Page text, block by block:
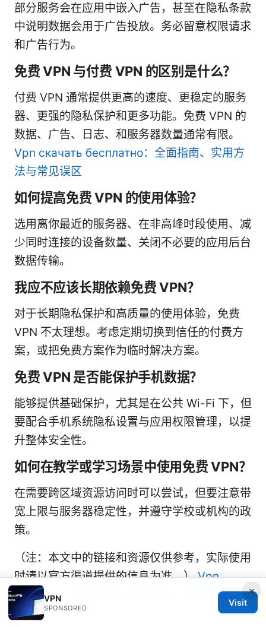
部分服务会在应用中嵌入广告，甚至在隐私条款
中说明数据会用于广告投放。务必留意权限请求
和广告行为。
免费 VPN 与付费 VPN 的区别是什么？
付费 VPN 通常提供更高的速度、更稳定的服务
器、更强的隐私保护和更多功能。免费 VPN 的
数据、广告、日志、和服务器数量通常有限。
Vpn скачать бесплатно：全面指南、实用方
法与常见误区
如何提高免费 VPN 的使用体验？
选用离你最近的服务器、在非高峰时段使用、减
少同时连接的设备数量、关闭不必要的应用后台
数据传输。
我应不应该长期依赖免费 VPN？
对于长期隐私保护和高质量的使用体验，免费
VPN 不太理想。考虑定期切换到信任的付费方
案，或把免费方案作为临时解决方案。
免费 VPN 是否能保护手机数据？
能够提供基础保护，尤其是在公共 Wi-Fi 下，但
要配合手机系统隐私设置与应用权限管理，以提
升整体安全性。
如何在教学或学习场景中使用免费 VPN？
在需要跨区域资源访问时可以尝试，但要注意带
宽上限与服务器稳定性，并遵守学校或机构的政
策。
（注：本文中的链接和资源仅供参考，实际使用
时请以官方渠道提供的信息为准。）Vpn
Windows: 全面指南与实用攻略，提升隐私与上
网自由
×
VPN
SPONSORED
Visit